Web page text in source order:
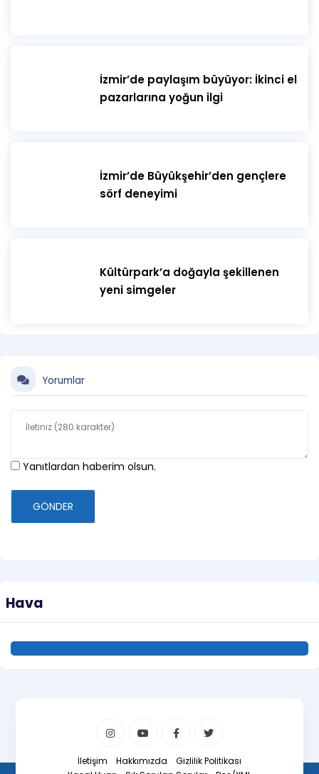
İzmir’de paylaşım büyüyor: İkinci el
pazarlarına yoğun ilgi
İzmir’de Büyükşehir’den gençlere
sörf deneyimi
Kültürpark’a doğayla şekillenen
yeni simgeler
Yorumlar
Yanıtlardan haberim olsun.
GÖNDER
Hava
İletişim Hakkımızda
Gizlilik Politikası